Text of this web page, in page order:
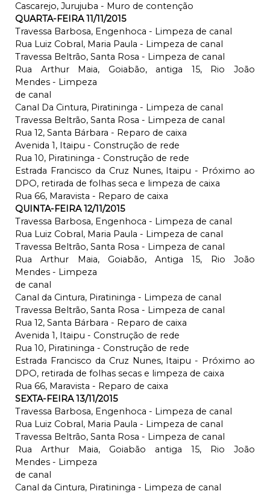
Cascarejo, Jurujuba - Muro de contenção
QUARTA-FEIRA 11/11/2015
Travessa Barbosa, Engenhoca - Limpeza de canal
Rua Luiz Cobral, Maria Paula - Limpeza de canal
Travessa Beltrão, Santa Rosa - Limpeza de canal
Rua Arthur Maia, Goiabão, antiga 15, Rio João
Mendes - Limpeza
de canal
Canal Da Cintura, Piratininga - Limpeza de canal
Travessa Beltrão, Santa Rosa - Limpeza de canal
Rua 12, Santa Bárbara - Reparo de caixa
Avenida 1, Itaipu - Construção de rede
Rua 10, Piratininga - Construção de rede
Estrada Francisco da Cruz Nunes, Itaipu - Próximo ao
DPO, retirada de folhas seca e limpeza de caixa
Rua 66, Maravista - Reparo de caixa
QUINTA-FEIRA 12/11/2015
Travessa Barbosa, Engenhoca - Limpeza de canal
Rua Luiz Cobral, Maria Paula - Limpeza de canal
Travessa Beltrão, Santa Rosa - Limpeza de canal
Rua Arthur Maia, Goiabão, Antiga 15, Rio João
Mendes - Limpeza
de canal
Canal da Cintura, Piratininga - Limpeza de canal
Travessa Beltrão, Santa Rosa - Limpeza de canal
Rua 12, Santa Bárbara - Reparo de caixa
Avenida 1, Itaipu - Construção de rede
Rua 10, Piratininga - Construção de rede
Estrada Francisco da Cruz Nunes, Itaipu - Próximo ao
DPO, retirada de folhas secas e limpeza de caixa
Rua 66, Maravista - Reparo de caixa
SEXTA-FEIRA 13/11/2015
Travessa Barbosa, Engenhoca - Limpeza de canal
Rua Luiz Cobral, Maria Paula - Limpeza de canal
Travessa Beltrão, Santa Rosa - Limpeza de canal
Rua Arthur Maia, Goiabão antiga 15, Rio João
Mendes - Limpeza
de canal
Canal da Cintura, Piratininga - Limpeza de canal